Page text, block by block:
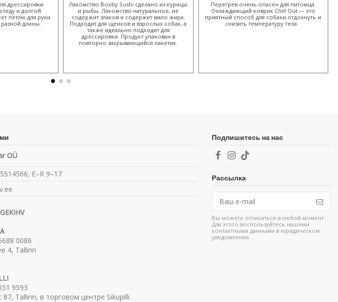
дрессировки
и долгой
петлю для руки.
длины.
Лакомство Boxby Sushi сделано из курицы
и рыбы. Лакомство натуральное, не
содержит злаков и содержит мало жира.
Подходит для щенков и взрослых собак, а
также идеально подходит для
дрессировки. Продукт упакован в
повторно закрывающийся пакетик.
Перегрев очень опасен для питомца.
Охлаждающий коврик Chill Out — это
приятный способ для собаки отдохнуть и
снизить температуру тела.
OÜ
E–R 9–17
0086
4, Tallinn
9593
Tallinn, в торговом центре Sikupilli
Подпишитесь на нас
Рассылка
Вы можете отписаться в любой момент.
Для этого воспользуйтесь нашими
контактными данными в юридическом
уведомлении.